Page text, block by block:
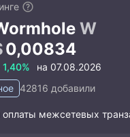
W
0,00834
1,40%
на 07.08.2026
42816 добавили
оплаты межсетевых